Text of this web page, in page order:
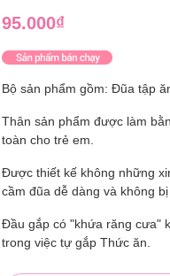
95.000₫
Bộ sản phẩm gồm: Đũa tập
Thân sản phẩm được làm
toàn cho trẻ em.
Được thiết kế không những
cầm đũa dễ dàng và không
Đầu gắp có "khứa răng cưa"
trong việc tự gắp Thức ăn.